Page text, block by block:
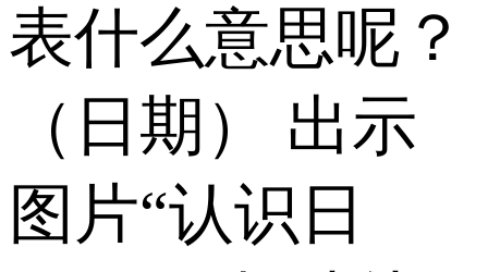
表什么意思呢？
（日期） 出示
图片“认识日